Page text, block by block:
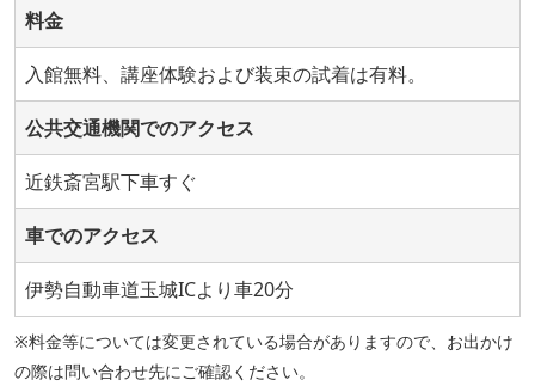
料金
入館無料、講座体験および装束の試着は有料。
公共交通機関でのアクセス
近鉄斎宮駅下車すぐ
車でのアクセス
伊勢自動車道玉城ICより車20分
※料金等については変更されている場合がありますので、お出かけ
の際は問い合わせ先にご確認ください。